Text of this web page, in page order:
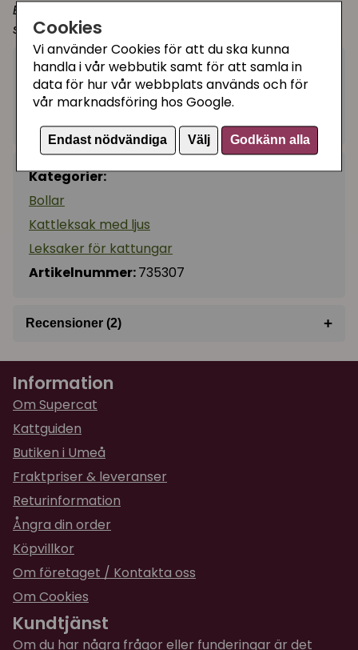
Cookies
Vi använder Cookies för att du ska kunna
handla i vår webbutik samt för att samla in
data för hur vår webbplats används och för
vår marknadsföring hos Google.
Endast nödvändiga Välj Godkänn alla
Bollen har en on/off-knapp där matte&husse kan
stänga av bollens blinkande ljus.
50 kr − + Köp
Kategorier:
Bollar
Kattleksak med ljus
Leksaker för kattungar
Artikelnummer:735307
Recensioner (2) +
Desireé
för 1 år sedan
★★★★★
Den funkar. De har inte använt den än. Den är
rätt hård men huvudsaken är att katterna är
nöjda😃
Kerstin
för 2 år sedan
Hård plast, hörs mycket
Information
Om Supercat
Kattguiden
Butiken i Umeå
Fraktpriser & leveranser
Returinformation
Ångra din order
Köpvillkor
Om företaget / Kontakta oss
Om Cookies
Kundtjänst
Om du har några frågor eller funderingar är det